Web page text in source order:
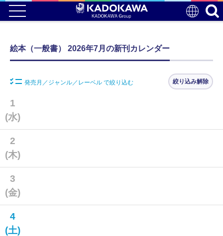
絵本（一般書） 2026年7月の新刊カレンダー
発売月／ジャンル／レーベル で絞り込む 絞り込み解除
1
(水)
2
(木)
3
(金)
4
(土)